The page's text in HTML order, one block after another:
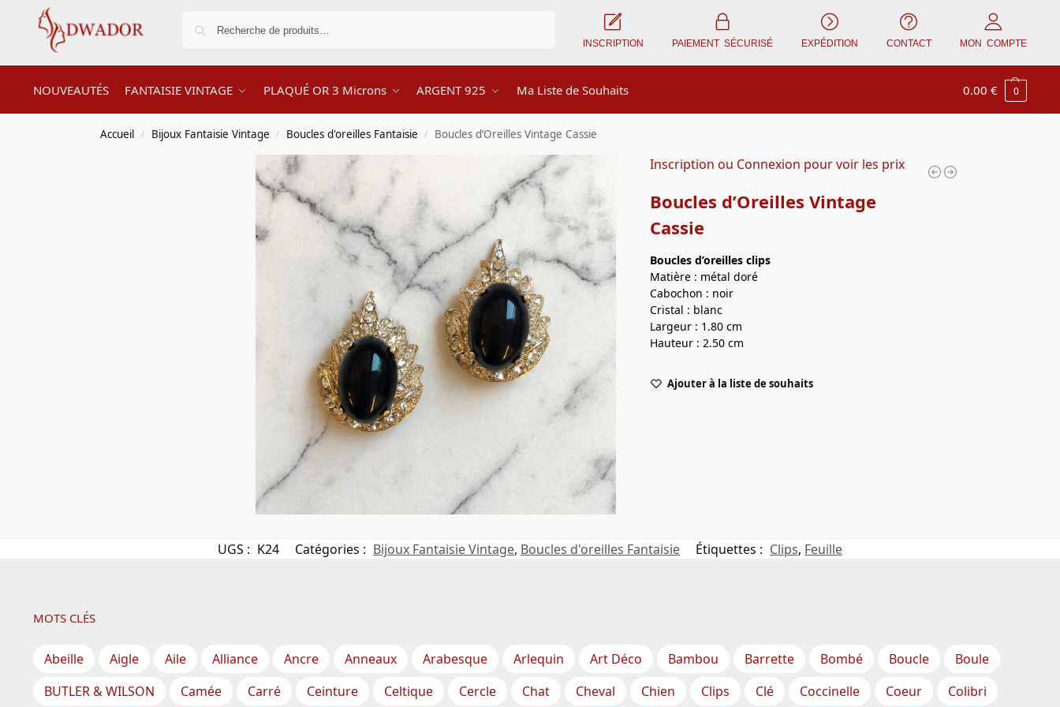
INSCRIPTION PAIEMENT SÉCURISÉ EXPÉDITION CONTACT MON COMPTE
NOUVEAUTÉS FANTAISIE VINTAGE PLAQUÉ OR 3 Microns ARGENT 925 Ma Liste de Souhaits 0.00€ 0
Accueil / Bijoux Fantaisie Vintage / Boucles d'oreilles Fantaisie / Boucles d’Oreilles Vintage Cassie
Inscription ou Connexion pour voir les prix
Boucles d’Oreilles Vintage
Cassie
Boucles d’oreilles clips
Matière : métal doré
Cabochon : noir
Cristal : blanc
Largeur : 1.80 cm
Hauteur : 2.50 cm
Ajouter à la liste de souhaits
UGS : K24 Catégories : Bijoux Fantaisie Vintage, Boucles d'oreilles Fantaisie Étiquettes : Clips, Feuille
MOTS CLÉS
Abeille Aigle Aile Alliance Ancre Anneaux Arabesque Arlequin Art Déco Bambou Barrette Bombé Boucle
Boule
BUTLER & WILSON
Camée Carré Ceinture Celtique Cercle Chat Cheval Chien Clips Clé Coccinelle Coeur Colibri